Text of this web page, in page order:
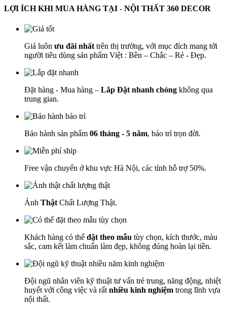
LỢI ÍCH KHI MUA HÀNG TẠI - NỘI THẤT 360 DECOR
Giá luôn ưu đãi nhất trên thị trường, với mục đích mang tới
người tiêu dùng sản phẩm Việt : Bền – Chắc – Rẻ - Đẹp.
Đặt hàng - Mua hàng – Lắp Đặt nhanh chóng không qua
trung gian.
Bảo hành sản phẩm 06 tháng - 5 năm, bảo trì trọn đời.
Free vận chuyển ở khu vực Hà Nội, các tỉnh hỗ trợ 50%.
Ảnh Thật Chất Lượng Thật.
Khách hàng có thể đặt theo mẫu tùy chọn, kích thước, màu
sắc, cam kết làm chuẩn làm đẹp, không đúng hoàn lại tiền.
Đội ngũ nhân viên kỹ thuật tư vấn trẻ trung, năng động, nhiệt
huyết với công việc và rất nhiều kinh nghiệm trong lĩnh vựa
nội thất.